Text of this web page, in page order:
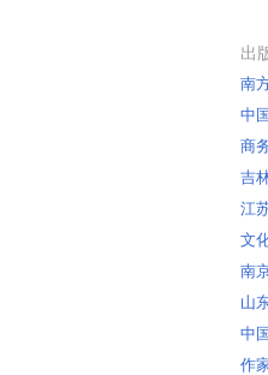
出
南
中
商
吉
江
文
南
山
中
作